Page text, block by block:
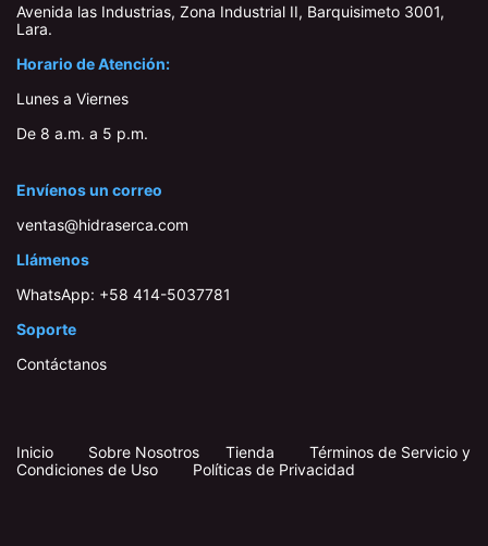
Avenida las Industrias, Zona Industrial II, Barquisimeto 3001,
Lara​.
Horario de Atención:
Lunes a Viernes
De 8 a.m. a 5 p.m.
Envíenos un correo
ventas@hidraserca.com
Llámenos
WhatsApp: +58 414-503778​1
Soporte
Contáctanos
Inicio Sobre Nosotros Tienda
Términos de Servicio y
Condiciones de Uso
Políticas de Privacidad